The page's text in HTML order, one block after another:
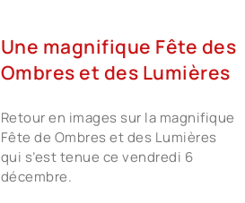
Une magnifique Fête des
Ombres et des Lumières
Retour en images sur la magnifique
Fête de Ombres et des Lumières
qui s’est tenue ce vendredi 6
décembre.